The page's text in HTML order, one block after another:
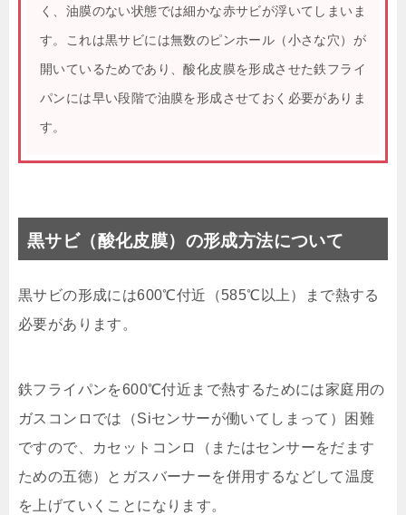
く、油膜のない状態では細かな赤サビが浮いてしまいま
す。これは黒サビには無数のピンホール（小さな穴）が
開いているためであり、酸化皮膜を形成させた鉄フライ
パンには早い段階で油膜を形成させておく必要がありま
す。
黒サビ（酸化皮膜）の形成方法について
黒サビの形成には600℃付近（585℃以上）まで熱する
必要があります。
鉄フライパンを600℃付近まで熱するためには家庭用の
ガスコンロでは（Siセンサーが働いてしまって）困難
ですので、カセットコンロ（またはセンサーをだます
ための五徳）とガスバーナーを併用するなどして温度
を上げていくことになります。